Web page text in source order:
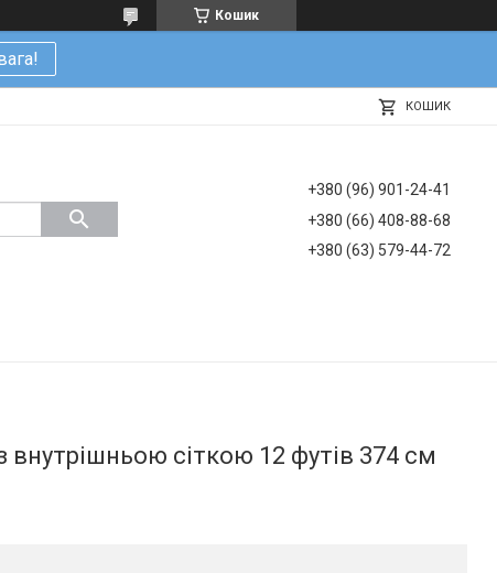
Кошик
КОШИК
+380 (96) 901-24-41
+380 (66) 408-88-68
+380 (63) 579-44-72
внутрішньою сіткою 12 футів 374 см